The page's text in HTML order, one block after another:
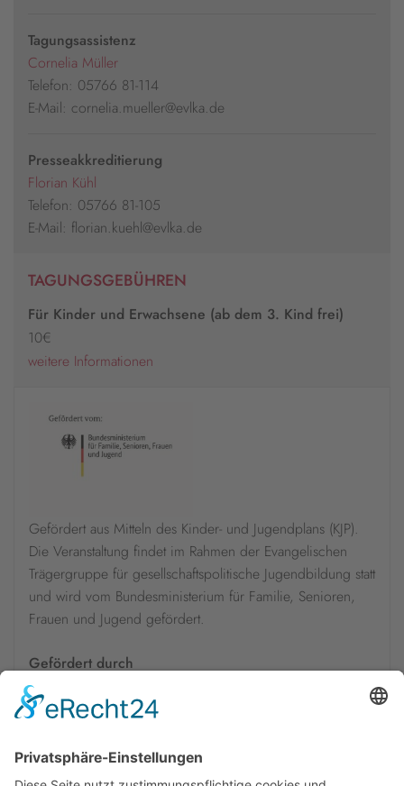
Tagungsassistenz
Cornelia Müller
Telefon: 05766 81-114
E-Mail: cornelia.mueller@evlka.de
Presseakkreditierung
Florian Kühl
Telefon: 05766 81-105
E-Mail: florian.kuehl@evlka.de
TAGUNGSGEBÜHREN
Für Kinder und Erwachsene (ab dem 3. Kind frei)
10€
weitere Informationen
Gefördert aus Mitteln des Kinder- und Jugendplans (KJP).
Die Veranstaltung findet im Rahmen der Evangelischen
Trägergruppe für gesellschaftspolitische Jugendbildung statt
und wird vom Bundesministerium für Familie, Senioren,
Frauen und Jugend gefördert.
Gefördert durch